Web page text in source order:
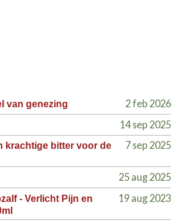
van genezing 2 feb 2026
14 sep 2025
krachtige bitter voor de
7 sep 2025
25 aug 2025
- Verlicht Pijn en
19 aug 2023